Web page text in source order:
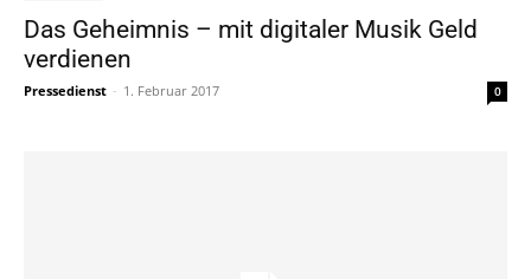
Das Geheimnis – mit digitaler Musik Geld
verdienen
Pressedienst - 1. Februar 2017 0